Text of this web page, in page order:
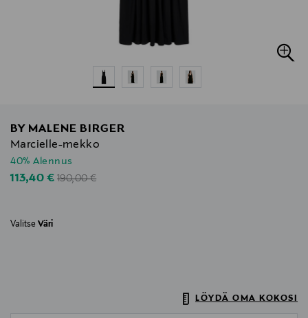
BY MALENE BIRGER
Marcielle-mekko
40% Alennus
Discounted Price
113,40 €Original Price
190,00 €
Valitse Väri
LÖYDÄ OMA KOKOSI